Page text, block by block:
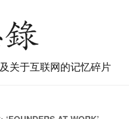
关于互联网的记忆碎片